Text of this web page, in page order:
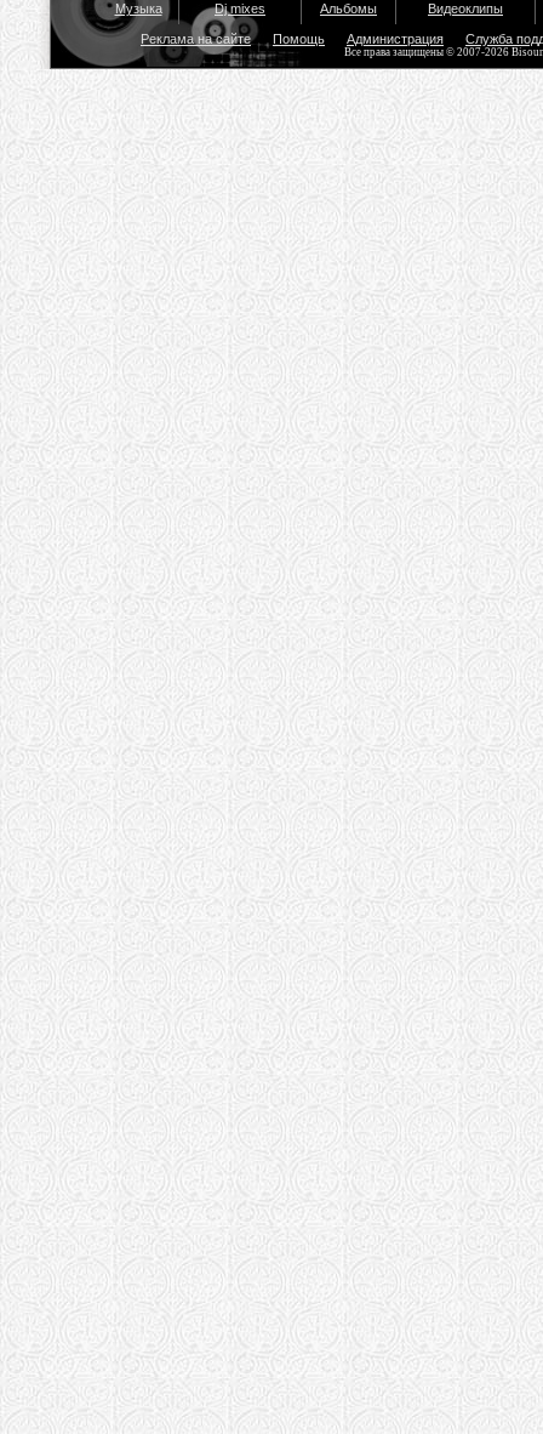
Музыка Dj mixes Альбомы Видеоклипы
Реклама на сайте Помощь Администрация Служба
Все права защищены © 2007-2026